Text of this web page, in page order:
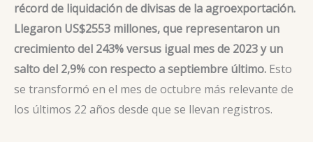
récord de liquidación de divisas de la agroexportación.
Llegaron US$2553 millones, que representaron un
crecimiento del 243% versus igual mes de 2023 y un
salto del 2,9% con respecto a septiembre último. Esto
se transformó en el mes de octubre más relevante de
los últimos 22 años desde que se llevan registros.